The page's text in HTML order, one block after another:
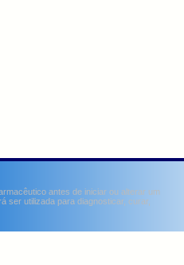
antes de iniciar ou alterar um
ser utilizada para diagnosticar, curar,